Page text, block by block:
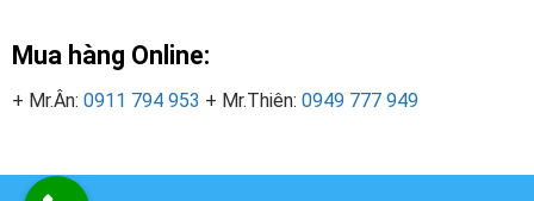
Mua hàng Online:
+ Mr.Ân: 0911 794 953 + Mr.Thiên: 0949 777 949